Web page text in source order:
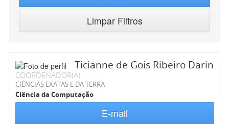
Limpar Filtros
Ticianne de Gois Ribeiro Darin
COORDENADOR(A)
CIÊNCIAS EXATAS E DA TERRA
Ciência da Computação
E-mail